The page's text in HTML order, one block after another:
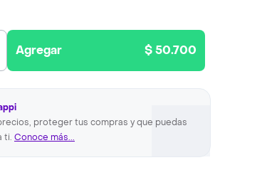
Agregar $ 50.700
proteger tus compras y que puedas
ti. Conoce más...